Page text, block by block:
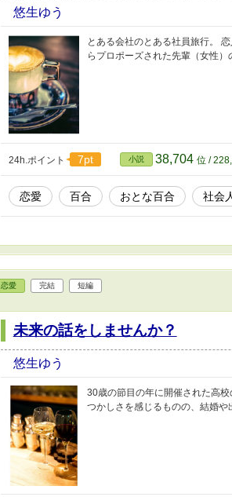
悠生ゆう
とある会社のとある社員旅行。
らプロポーズされた先輩（女性
24h.ポイント 7pt 小説 38,704 位 /
恋愛 百合 おとな百合 社会
恋愛 完結 短編
未来の話をしませんか？
悠生ゆう
30歳の節目の年に開催された高
つかしさを感じるものの、結婚や